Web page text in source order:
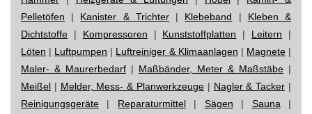
Pelletöfen | Kanister & Trichter| Klebeband | Kleben &
Dichtstoffe | Kompressoren | Kunststoffplatten | Leitern |
Löten | Luftpumpen | Luftreiniger & Klimaanlagen | Magnete|
Maler- & Maurerbedarf | Maßbänder, Meter & Maßstäbe |
Meißel | Melder, Mess- & Planwerkzeuge | Nagler & Tacker |
Reinigungsgeräte | Reparaturmittel| Sägen | Sauna |